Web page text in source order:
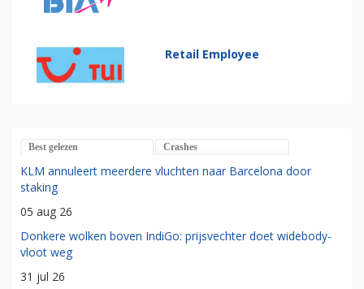
Retail Employee
Best gelezen Crashes
KLM annuleert meerdere vluchten naar Barcelona door
staking
05 aug 26
Donkere wolken boven IndiGo: prijsvechter doet widebody-
vloot weg
31 jul 26